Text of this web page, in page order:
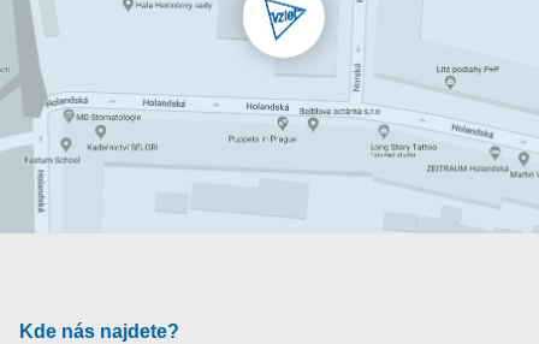
Kde nás najdete?